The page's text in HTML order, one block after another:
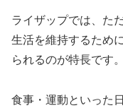
ライザップでは、た
生活を維持するため
られるのが特長です。
食事・運動といった